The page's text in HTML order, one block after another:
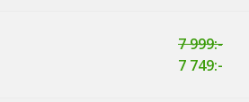
7 999:-
7 749:-